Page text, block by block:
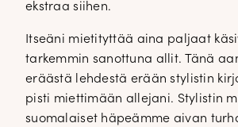
ekstraa siihen.
Itseäni mietityttää aina paljaat
tarkemmin sanottuna allit. Tänä
eräästä lehdestä erään stylistin
pisti miettimään allejani. Stylistin
suomalaiset häpeämme aivan